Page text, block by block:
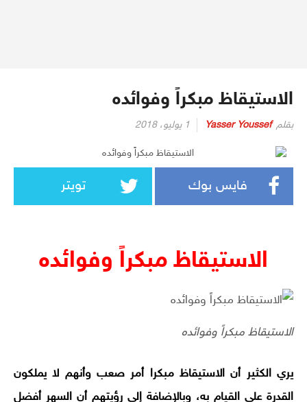
الاستيقاظ مبكراً وفوائده
بقلم Yasser Youssef 1 يوليو، 2018
فايس بوك تويتر
الاستيقاظ مبكراً وفوائده
الاستيقاظ مبكراً وفوائده
يري الكثير أن الاستيقاظ مبكرا أمر صعب وأنهم لا يملكون
القدرة علي القيام به، وبالإضافة إلي رؤيتهم أن السهر أفضل